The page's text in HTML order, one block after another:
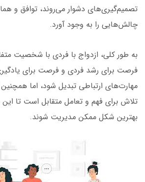
تصمیم‌گیری‌های دشوار می‌روند، توافق و
چالش‌هایی را به وجود آورد.
به طور کلی، ازدواج با فردی با شخصیت
فرصت برای رشد فردی و فرصت برای
مهارت‌های ارتباطی تبدیل شود، اما همچنین
تلاش برای فهم و تعامل متقابل است تا این
بهترین شکل ممکن مدیریت شوند.‌